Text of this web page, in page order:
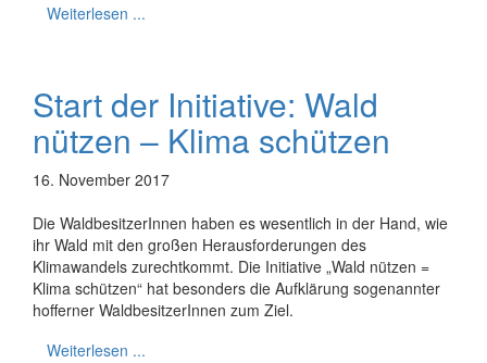
Weiterlesen ...
Start der Initiative: Wald
nützen – Klima schützen
16. November 2017
Die WaldbesitzerInnen haben es wesentlich in der Hand, wie
ihr Wald mit den großen Herausforderungen des
Klimawandels zurechtkommt. Die Initiative „Wald nützen =
Klima schützen“ hat besonders die Aufklärung sogenannter
hofferner WaldbesitzerInnen zum Ziel.
Weiterlesen ...